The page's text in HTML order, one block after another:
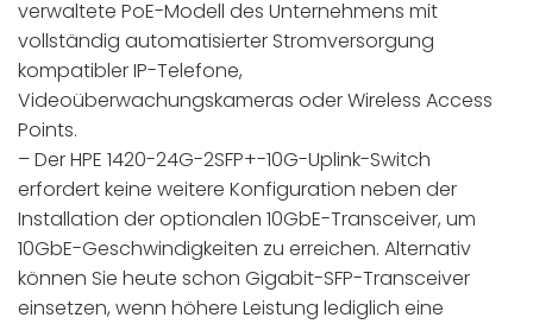
verwaltete PoE-Modell des Unternehmens mit
vollständig automatisierter Stromversorgung
kompatibler IP-Telefone,
Videoüberwachungskameras oder Wireless Access
Points.
– Der HPE 1420-24G-2SFP+-10G-Uplink-Switch
erfordert keine weitere Konfiguration neben der
Installation der optionalen 10GbE-Transceiver, um
10GbE-Geschwindigkeiten zu erreichen. Alternativ
können Sie heute schon Gigabit-SFP-Transceiver
einsetzen, wenn höhere Leistung lediglich eine